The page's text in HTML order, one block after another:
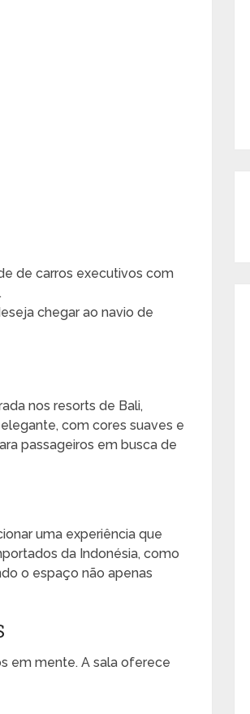
de carros executivos com
chegar ao navio de
nos resorts de Bali,
com cores suaves e
passageiros em busca de
uma experiência que
da Indonésia, como
o espaço não apenas
em mente. A sala oferece